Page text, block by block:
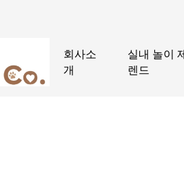
회사소
개
실내 놀이
렌드